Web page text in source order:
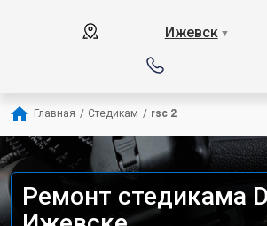
Ижевск ▼
Главная / Стедикам / rsc 2
Ремонт стедикама